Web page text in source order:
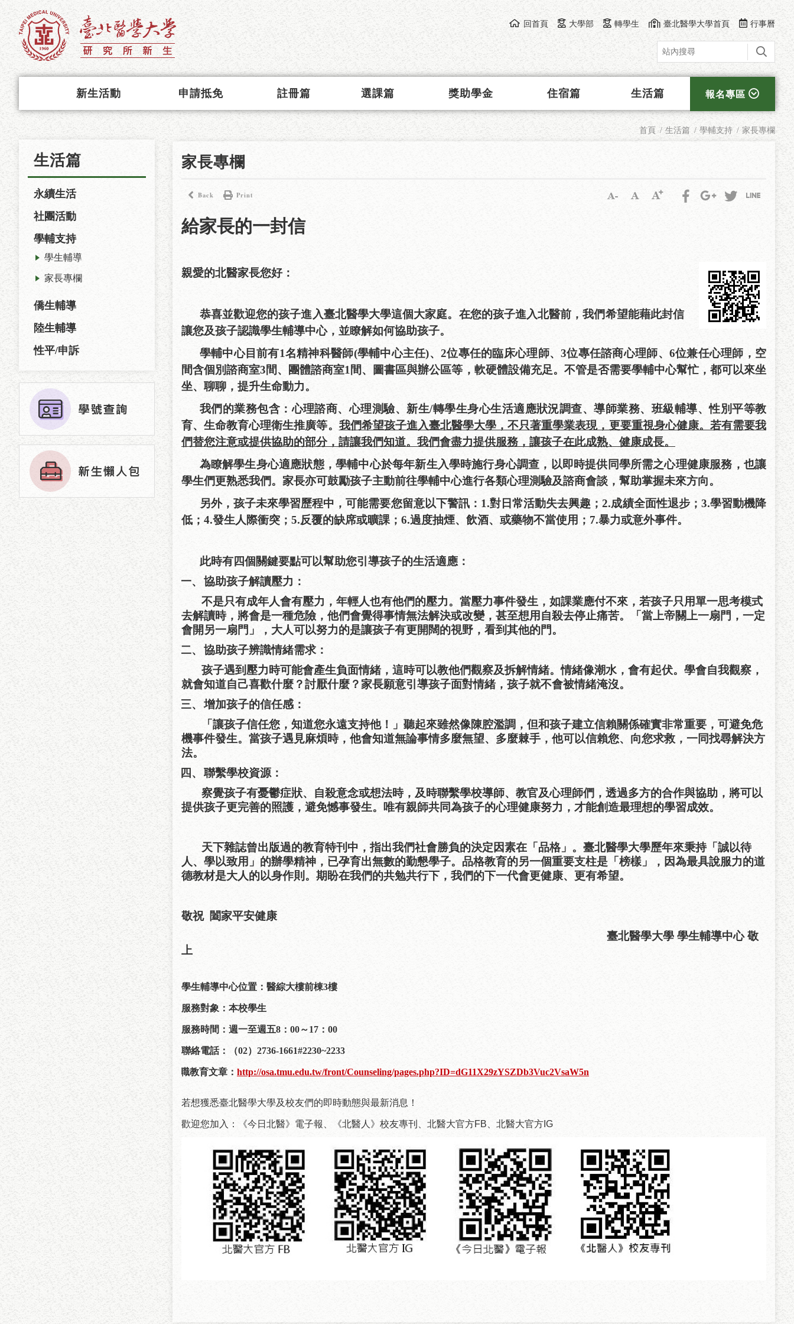
回首頁 大學部 轉學生 臺北醫學大學首頁 行事曆
新生活動 申請抵免 註冊篇 選課篇 獎助學金 住宿篇 生活篇 報名專區
生活篇
永續生活
社團活動
學輔支持
學生輔導
家長專欄
僑生輔導
陸生輔導
性平/申訴
首頁 生活篇 學輔支持 家長專欄
家長專欄
Back Print
給家長的一封信
親愛的北醫家長您好：
恭喜並歡迎您的孩子進入臺北醫學大學這個大家庭。在您的孩子進入北醫前，我們希望能藉此封信
讓您及孩子認識學生輔導中心，並瞭解如何協助孩子。
學輔中心目前有1名精神科醫師(學輔中心主任)、2位專任的臨床心理師、3位專任諮商心理師、6位兼任心理師，空
間含個別諮商室3間、團體諮商室1 間、圖書區與辦公區等，軟硬體設備充足。不管是否需要學輔中心幫忙，都可以來坐
坐、聊聊，提升生命動力。
我們的業務包含：心理諮商、心理測驗、新生/轉學生身心生活適應狀況調查、導師業務、班級輔導、性別平等教
育、生命教育心理衛生推廣等。 我們希望孩子進入臺北醫學大學，不只著重學業表現，更要重視身心健康。若有需要我
們替您注意或提供協助的部分，請讓我們知道。我們會盡力提供服務，讓孩子在此成熟、健康成長。
為瞭解學生身心適應狀態，學輔中心於每年新生入學時施行身心調查，以即時提供同學所需之心理健康服務，也讓
學生們更熟悉我們。家長亦可鼓勵孩子主動前往學輔中心進行各類心理測驗及諮商會談，幫助掌握未來方向。
另外，孩子未來學習歷程中，可能需要您留意以下警訊： 1.對日常活動失去興趣；2.成績全面性退步； 3.學習動機降
低； 4.發生人際衝突； 5.反覆的缺席或曠課； 6.過度抽煙、飲酒、或藥物不當使用； 7.暴力或意外事件。
此時有四個關鍵要點可以幫助您引導孩子的生活適應：
一、 協助孩子解讀壓力：
不是只有成年人會有壓力，年輕人也有他們的壓力。當壓力事件發生，如課業應付不來，若孩子只用單一思考模式
去解讀時，將會是一種危險，他們會覺得事情無法解決或改變，甚至想用自殺去停止痛苦。「當上帝關上一扇門，一定
會開另一扇門」，大人可以努力的是讓孩子有更開闊的視野，看到其他的門。
二、 協助孩子辨識情緒需求：
孩子遇到壓力時可能會產生負面情緒，這時可以教他們觀察及拆解情緒。情緒像潮水，會有起伏。學會自我觀察，
就會知道自己喜歡什麼？討厭什麼？家長願意引導孩子面對情緒，孩子就不會被情緒淹沒。
三、 增加孩子的信任感：
「讓孩子信任您，知道您永遠支持他！」聽起來雖然像陳腔濫調，但和孩子建立信賴關係確實非常重要，可避免危
機事件發生。當孩子遇見麻煩時，他會知道無論事情多麼無望、多麼棘手，他可以信賴您、向您求救，一同找尋解決方
法。
四、 聯繫學校資源：
察覺孩子有憂鬱症狀、自殺意念或想法時，及時聯繫學校導師、教官及心理師們，透過多方的合作與協助，將可以
提供孩子更完善的照護，避免憾事發生。唯有親師共同為孩子的心理健康努力，才能創造最理想的學習成效。
天下雜誌曾出版過的教育特刊中，指出我們社會勝負的決定因素在「品格」。臺北醫學大學歷年來秉持「誠以待
人、學以致用」的辦學精神，已孕育出無數的勤懇學子。品格教育的另一個重要支柱是「榜樣」，因為最具說服力的道
德教材是大人的以身作則。期盼在我們的共勉共行下，我們的下一代會更健康、更有希望。
敬祝 闔家平安健康
臺北醫學大學 學生輔導中心 敬
上
學生輔導中心位置：醫綜大樓前棟3樓
服務對象：本校學生
服務時間：週一至週五8 ： 00～17 ： 00
聯絡電話：（02） 2736-1661#2230~2233
親職教育文章 ：http://osa.tmu.edu.tw/front/Counseling/pages.php?ID=dG11X29zYSZDb3Vuc2VsaW5n
若想獲悉臺北醫學大學及校友們的即時動態與最新消息！
歡迎您加入：《今日北醫》電子報、《北醫人》校友專刊、北醫大官方FB、北醫大官方IG